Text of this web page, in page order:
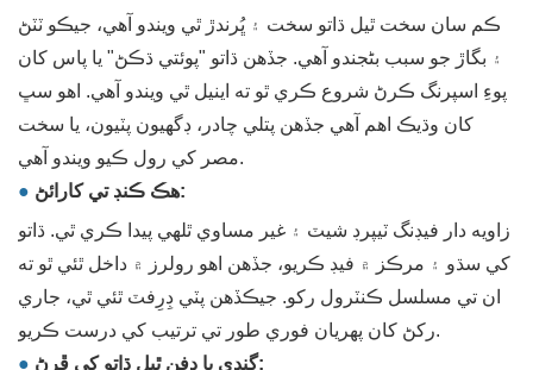
ڪم سان سخت ٿيل ڌاتو سخت ۽ ڀُرندڙ ٿي ويندو آهي، جيڪو ٽٽڻ
۽ بگاڙ جو سبب بڻجندو آهي. جڏهن ڌاتو "پوئتي ڌڪڻ" يا پاس کان
پوءِ اسپرنگ ڪرڻ شروع ڪري ٿو ته اينيل ٿي ويندو آهي. اهو سڀ
کان وڌيڪ اهم آهي جڏهن پتلي چادر، ڊگھيون پٽيون، يا سخت
مصر کي رول ڪيو ويندو آهي.
●
هڪ ڪنڊ تي کارائڻ:
زاويه دار فيڊنگ ٽيپرڊ شيٽ ۽ غير مساوي ٿلهي پيدا ڪري ٿي. ڌاتو
کي سڌو ۽ مرڪز ۾ فيڊ ڪريو، جڏهن اهو رولرز ۾ داخل ٿئي ٿو ته
ان تي مسلسل ڪنٽرول رکو. جيڪڏهن پٽي ڊِرِفٽ ٿئي ٿي، جاري
رکڻ کان پهريان فوري طور تي ترتيب کي درست ڪريو.
●
گندي يا دفن ٿيل ڌاتو کي ڦرڻ: